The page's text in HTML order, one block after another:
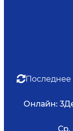
Онлайн: 3
Ср.